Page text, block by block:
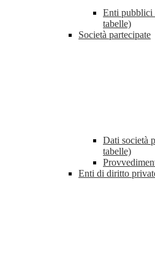
Enti pubblici
tabelle)
Società partecipate
Dati società
tabelle)
Enti di diritto